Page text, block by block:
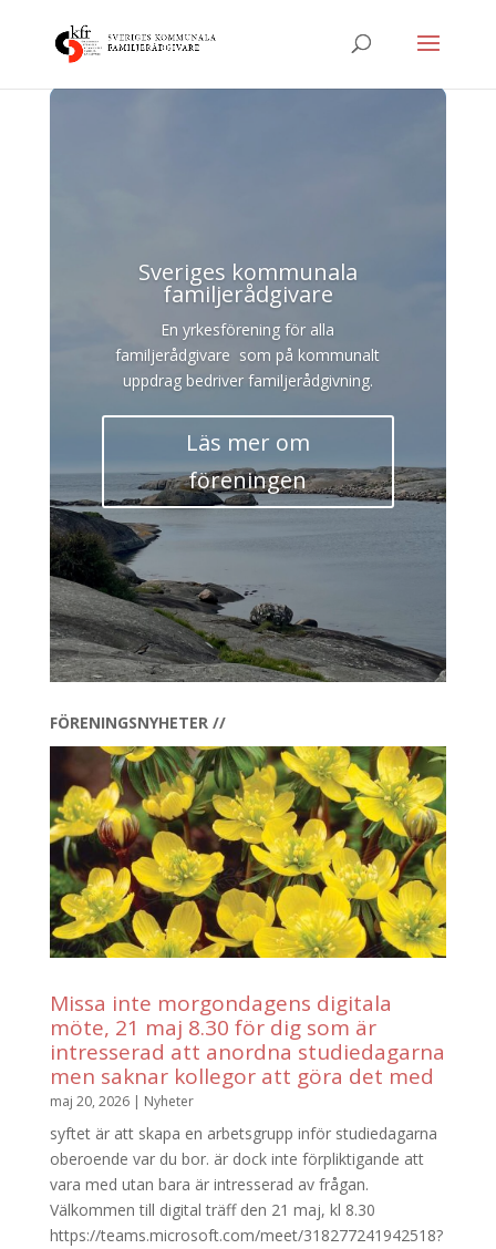
Sveriges kommunala
familjerådgivare
En yrkesförening för alla
familjerådgivare som på kommunalt
uppdrag bedriver familjerådgivning.
Läs mer om
föreningen
FÖRENINGSNYHETER //
Missa inte morgondagens digitala
möte, 21 maj 8.30 för dig som är
intresserad att anordna studiedagarna
men saknar kollegor att göra det med
maj 20, 2026| Nyheter
syftet är att skapa en arbetsgrupp inför studiedagarna
oberoende var du bor. är dock inte förpliktigande att
vara med utan bara är intresserad av frågan.
Välkommen till digital träff den 21 maj, kl 8.30
https://teams.microsoft.com/meet/318277241942518?